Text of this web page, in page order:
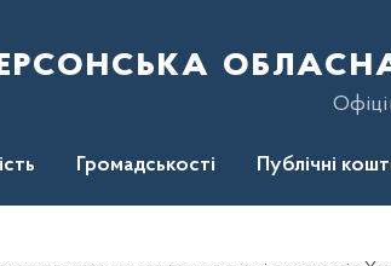
Громадськості Публічні